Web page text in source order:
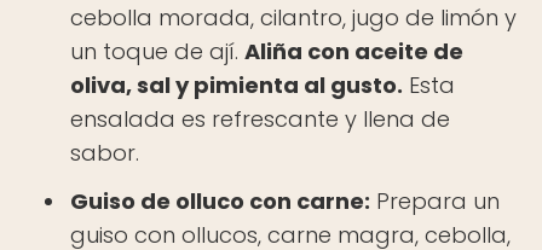
cebolla morada, cilantro, jugo de limón y
un toque de ají. Aliña con aceite de
oliva, sal y pimienta al gusto. Esta
ensalada es refrescante y llena de
sabor.
Guiso de olluco con carne: Prepara un
guiso con ollucos, carne magra, cebolla,